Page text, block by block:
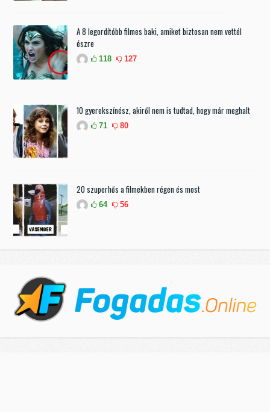
A 8 legordítóbb filmes baki, amiket biztosan nem vettél
észre
118 127
10 gyerekszínész, akiről nem is tudtad, hogy már meghalt
71 80
20 szuperhős a filmekben régen és most
64 56